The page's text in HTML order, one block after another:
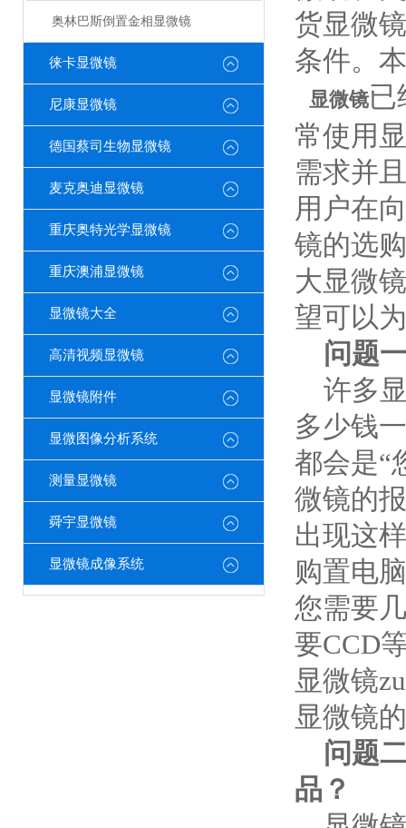
奥林巴斯倒置金相显微镜
徕卡显微镜
尼康显微镜
德国蔡司生物显微镜
麦克奥迪显微镜
重庆奥特光学显微镜
重庆澳浦显微镜
显微镜大全
高清视频显微镜
显微镜附件
显微图像分析系统
测量显微镜
舜宇显微镜
显微镜成像系统
货显微
条件。
显微镜已
常使用
需求并
用户在
镜的选
大显微
望可以
问题
许多显
多少钱
都会是“
微镜的
出现这
购置电脑
您需要
要CCD
显微镜
显微镜
问题
品？